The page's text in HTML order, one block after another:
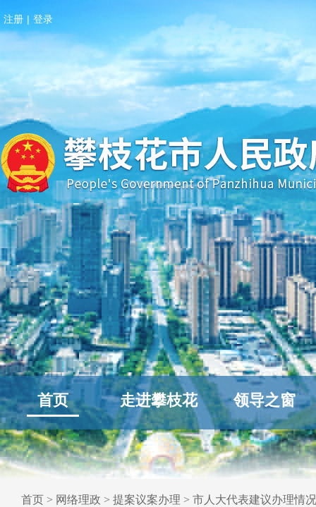
注册 | 登录
首页 走进攀枝花 领导之窗
首页 > 网络理政 > 提案议案办理 > 市人大代表建议办理情况